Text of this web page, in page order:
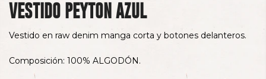
VESTIDO PEYTON AZUL
Vestido en raw denim manga corta y botones delanteros.
Composición: 100% ALGODÓN.